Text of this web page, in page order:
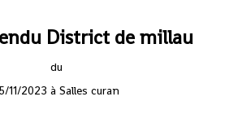
District de millau
du
11/2023 à Salles curan